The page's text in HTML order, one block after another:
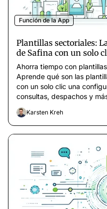
Función de la App
Plantillas sectoriales:
de Safina con un solo
Ahorra tiempo con
Aprende qué son las
con un solo clic una
consultas, despachos y
Karsten Kreh